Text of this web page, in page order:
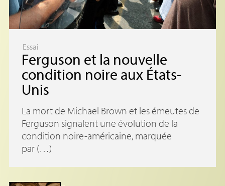
Essai
Ferguson et la nouvelle
condition noire aux États-
Unis
La mort de Michael Brown et les émeutes de
Ferguson signalent une évolution de la
condition noire-américaine, marquée
par (…)